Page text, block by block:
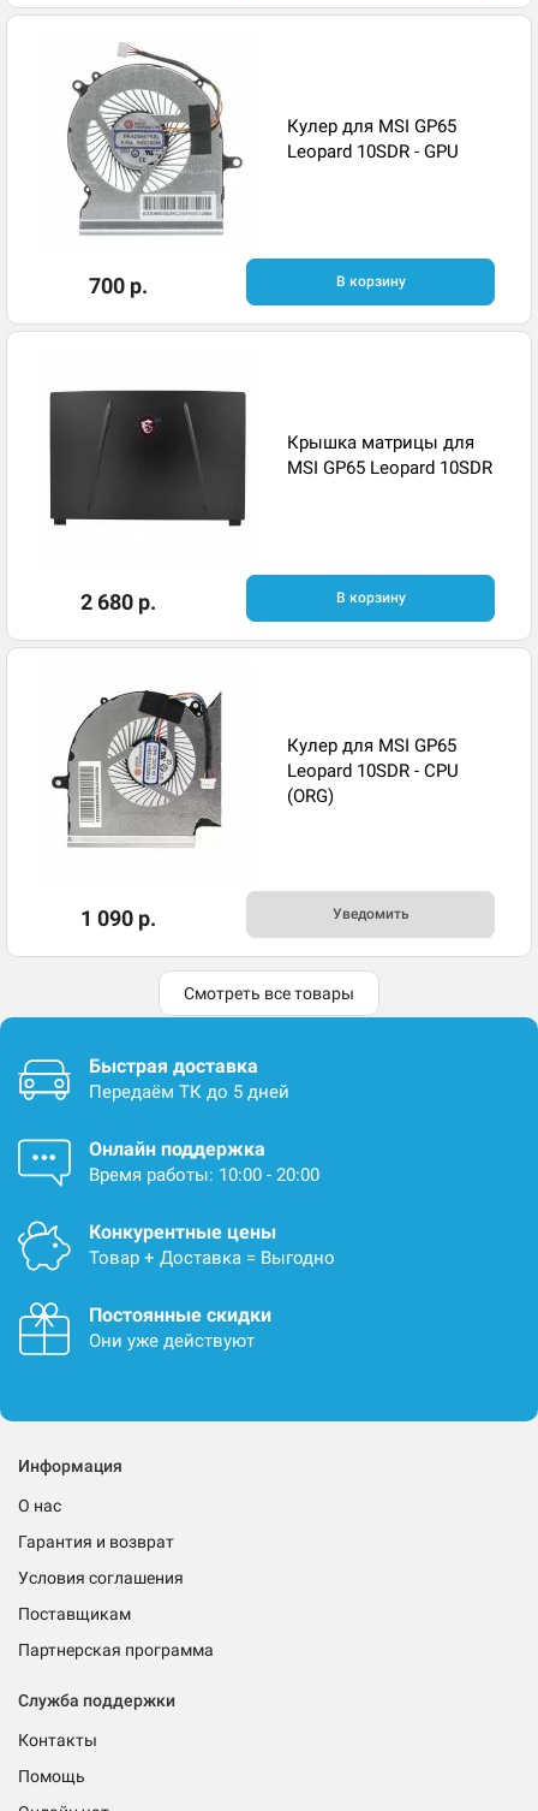
Кулер для MSI GP65
Leopard 10SDR - GPU
700 р. В корзину
Крышка матрицы для
MSI GP65 Leopard 10SDR
2 680 р. В корзину
Кулер для MSI GP65
Leopard 10SDR - CPU
(ORG)
1 090 р. Уведомить
Смотреть все товары
Быстрая доставка
Передаём ТК до 5 дней
Онлайн поддержка
Время работы: 10:00 - 20:00
Конкурентные цены
Товар + Доставка = Выгодно
Постоянные скидки
Они уже действуют
Информация
О нас
Гарантия и возврат
Условия соглашения
Поставщикам
Партнерская программа
Служба поддержки
Контакты
Помощь